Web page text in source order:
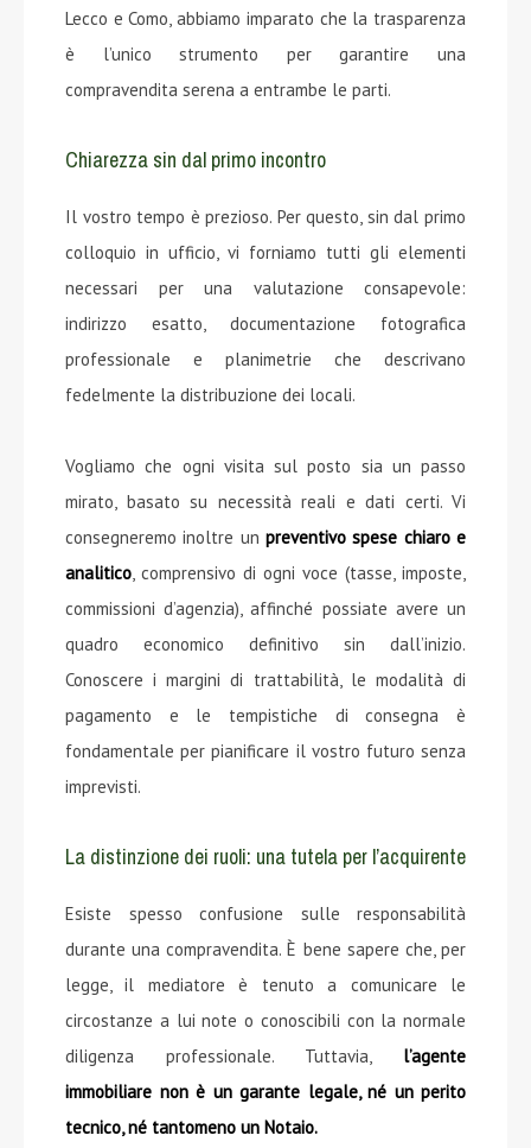
Lecco e Como, abbiamo imparato che la trasparenza
è l’unico strumento per garantire una
compravendita serena a entrambe le parti.
Chiarezza sin dal primo incontro
Il vostro tempo è prezioso. Per questo, sin dal primo
colloquio in ufficio, vi forniamo tutti gli elementi
necessari per una valutazione consapevole:
indirizzo esatto, documentazione fotografica
professionale e planimetrie che descrivano
fedelmente la distribuzione dei locali.
Vogliamo che ogni visita sul posto sia un passo
mirato, basato su necessità reali e dati certi. Vi
consegneremo inoltre un preventivo spese chiaro e
analitico, comprensivo di ogni voce (tasse, imposte,
commissioni d’agenzia), affinché possiate avere un
quadro economico definitivo sin dall’inizio.
Conoscere i margini di trattabilità, le modalità di
pagamento e le tempistiche di consegna è
fondamentale per pianificare il vostro futuro senza
imprevisti.
La distinzione dei ruoli: una tutela per l’acquirente
Esiste spesso confusione sulle responsabilità
durante una compravendita. È bene sapere che, per
legge, il mediatore è tenuto a comunicare le
circostanze a lui note o conoscibili con la normale
diligenza professionale. Tuttavia, l’agente
immobiliare non è un garante legale, né un perito
tecnico, né tantomeno un Notaio.